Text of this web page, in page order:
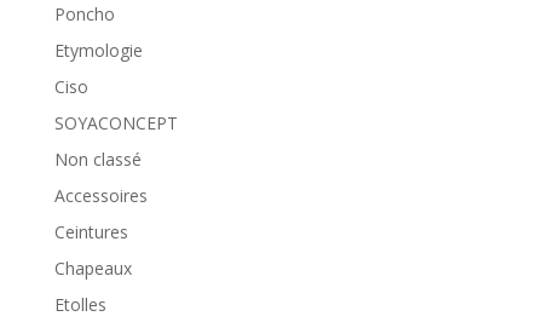
Poncho
Etymologie
Ciso
SOYACONCEPT
Non classé
Accessoires
Ceintures
Chapeaux
Etolles